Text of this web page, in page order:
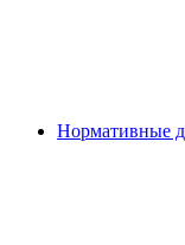
Нормативные